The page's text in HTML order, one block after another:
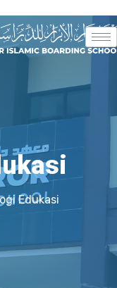
Edukasi